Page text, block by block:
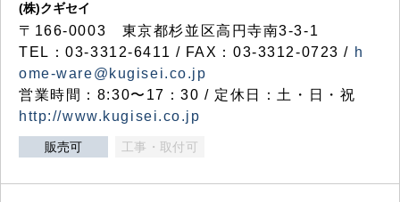
(株)クギセイ
〒166-0003 東京都杉並区高円寺南3-3-1
TEL：03-3312-6411 / FAX：03-3312-0723 / h
ome-ware@kugisei.co.jp
営業時間：8:30〜17：30 / 定休日：土・日・祝
http://www.kugisei.co.jp
販売可 工事・取付可